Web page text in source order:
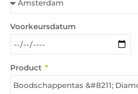
Voorkeursdatum
Product